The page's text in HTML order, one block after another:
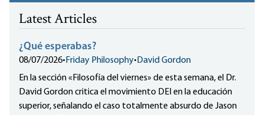
Latest Articles
¿Qué esperabas?
08/07/2026•Friday Philosophy•David Gordon
En la sección «Filosofía del viernes» de esta semana, el Dr.
David Gordon critica el movimiento DEI en la educación
superior, señalando el caso totalmente absurdo de Jason